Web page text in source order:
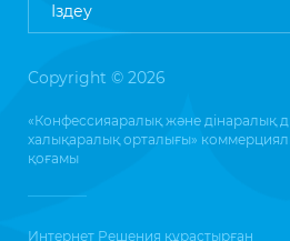
Copyright © 2026
«Конфессияаралық және дінаралық
халықаралық орталығы»
қоғамы
Интернет Решения құрастырған